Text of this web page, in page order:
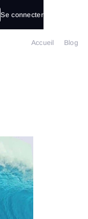
Se connecter
Accueil Blog